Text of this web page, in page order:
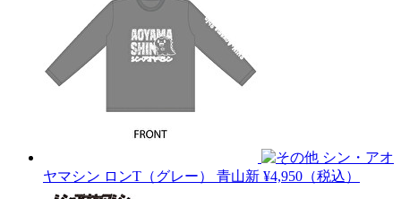
シン・アオ
ヤマシン ロンT（グレー） 青山新 ¥4,950（税込）